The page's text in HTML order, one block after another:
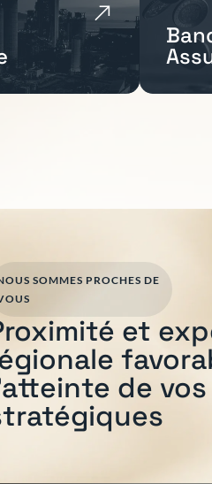
SOMMES PROCHES DE
et
de